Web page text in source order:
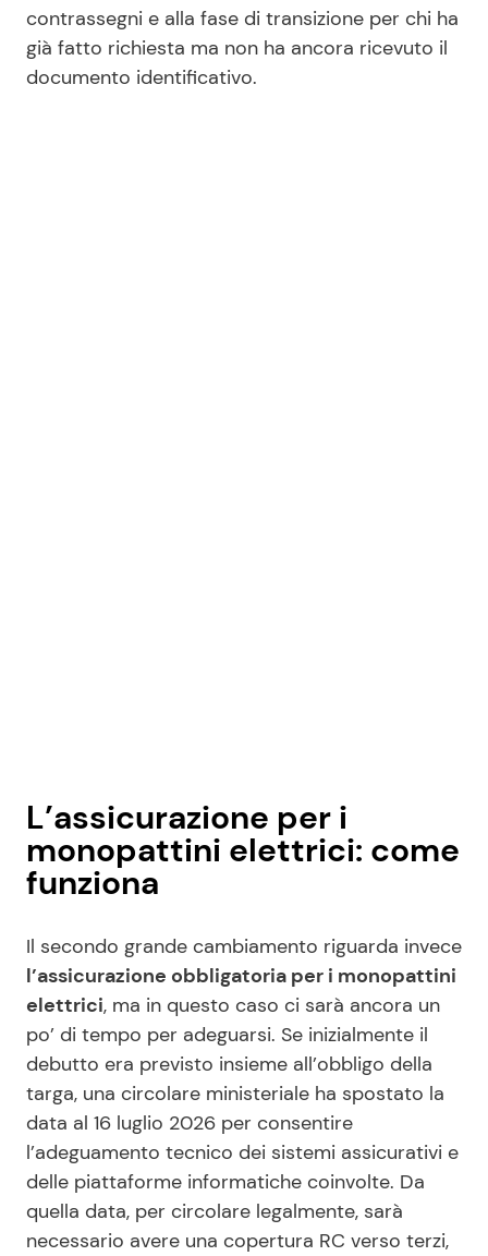
contrassegni e alla fase di transizione per chi ha
già fatto richiesta ma non ha ancora ricevuto il
documento identificativo.
L’assicurazione per i
monopattini elettrici: come
funziona
Il secondo grande cambiamento riguarda invece
l’assicurazione obbligatoria per i monopattini
elettrici, ma in questo caso ci sarà ancora un
po’ di tempo per adeguarsi. Se inizialmente il
debutto era previsto insieme all’obbligo della
targa, una circolare ministeriale ha spostato la
data al 16 luglio 2026 per consentire
l’adeguamento tecnico dei sistemi assicurativi e
delle piattaforme informatiche coinvolte. Da
quella data, per circolare legalmente, sarà
necessario avere una copertura RC verso terzi,